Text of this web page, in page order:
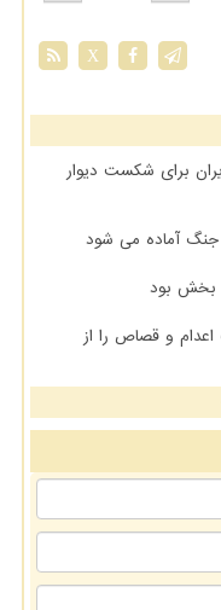
X
برای شکست دیوار
جنگ آماده می شود
بخش بود
و قصاص را از